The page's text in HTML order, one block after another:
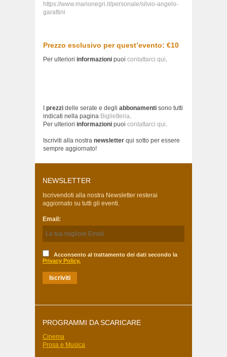
https://www.marionegri.it/personale/silvio-angelo-
garattini
Prezzo esclusivo per quest’evento: €10
Per ulteriori informazioni puoi contattarci qui.
prezzi delle serate e degli abbonamenti sono tutti
indicati nella pagina Biglietteria.
Per ulteriori informazioni puoi contattarci qui.
Iscriviti alla nostra newsletter qui sotto per essere
sempre aggiornato!
NEWSLETTER
Iscrivendoti alla nostra Newsletter resterai
aggiornato su tutti gli eventi.
Email:
Acconsento al trattamento dei dati secondo la
Privacy Policy.
PROGRAMMI DA SCARICARE
Cinema
Prosa e Musica